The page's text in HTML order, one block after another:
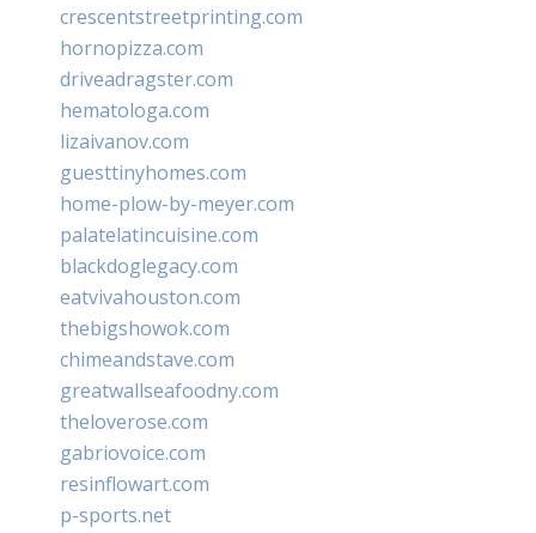
crescentstreetprinting.com
hornopizza.com
driveadragster.com
hematologa.com
lizaivanov.com
guesttinyhomes.com
home-plow-by-meyer.com
palatelatincuisine.com
blackdoglegacy.com
eatvivahouston.com
thebigshowok.com
chimeandstave.com
greatwallseafoodny.com
theloverose.com
gabriovoice.com
resinflowart.com
p-sports.net